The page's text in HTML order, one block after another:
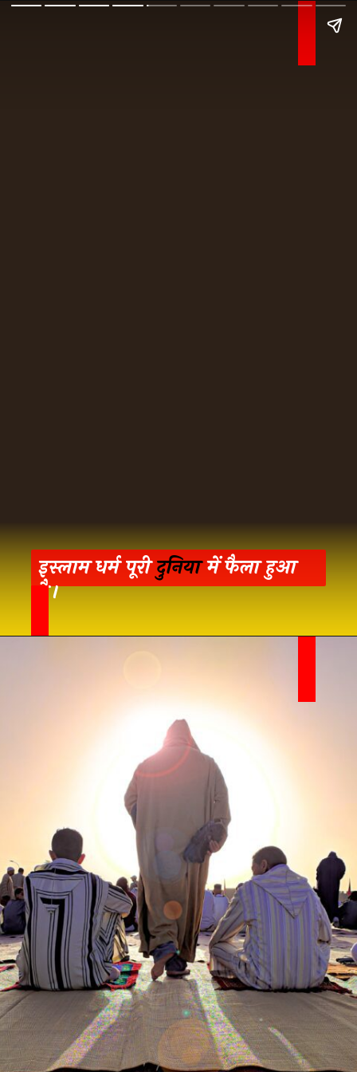
इस्लाम धर्म पूरीदुनियामें फैला हुआ
है।